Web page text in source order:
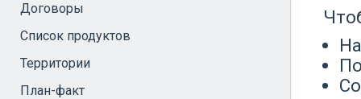
Договоры
Список продуктов
Территории
План-факт